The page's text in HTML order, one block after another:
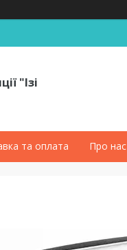
"Ізі
та оплата Про нас